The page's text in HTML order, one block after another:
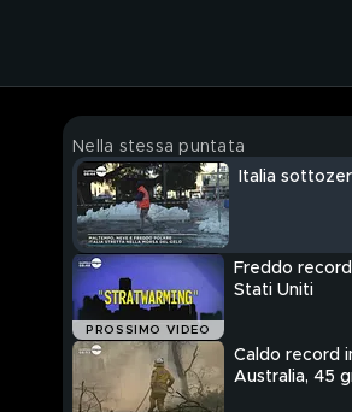
Nella stessa puntata
Italia
PROSSIMO VIDEO
Freddo
Stati Uniti
Caldo record
Australia, 45